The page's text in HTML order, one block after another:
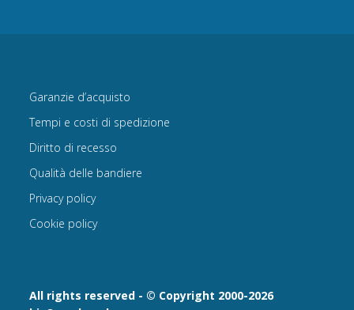
All rights reserved - © Copyright 2000-2026
Garanzie d’acquisto
Tempi e costi di spedizione
Diritto di recesso
Qualità delle bandiere
Privacy policy
Cookie policy